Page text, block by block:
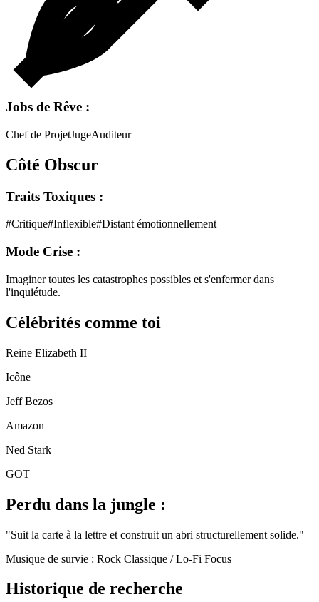
Jobs de Rêve :
Chef de ProjetJugeAuditeur
Côté Obscur
Traits Toxiques :
#Critique#Inflexible#Distant émotionnellement
Mode Crise :
Imaginer toutes les catastrophes possibles et s'enfermer dans
l'inquiétude.
Célébrités comme toi
Reine Elizabeth II
Icône
Jeff Bezos
Amazon
Ned Stark
GOT
Perdu dans la jungle :
"Suit la carte à la lettre et construit un abri structurellement solide."
Musique de survie : Rock Classique / Lo-Fi Focus
Historique de recherche